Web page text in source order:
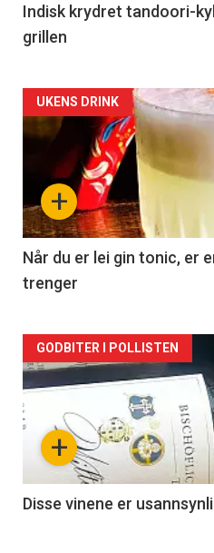
Indisk krydret tandoori-
grillen
Forsiden
akkurat
nå
-
2
+
UKENS DRINK
Når du er lei gin tonic, er
trenger
Forsiden
akkurat
nå
3
+
GODBITER I POLLISTEN
Disse vinene er